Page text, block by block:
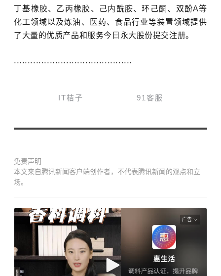
丁基橡胶、乙丙橡胶、己内酰胺、环己酮、双酚A等
化工领域以及炼油、医药、食品行业等装置领域提供
了大量的优质产品和服务今日永大股份提交注册。
...........................................
IT桔子 91客服
免责声明
本文来自腾讯新闻客户端创作者，不代表腾讯新闻的观点和立
场。
广告